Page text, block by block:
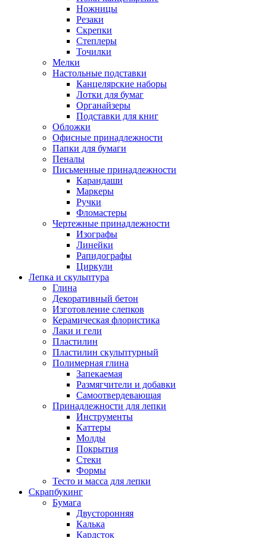
Ножницы
Резаки
Скрепки
Степлеры
Точилки
Мелки
Настольные подставки
Канцелярские наборы
Лотки для бумаг
Органайзеры
Подставки для книг
Обложки
Офисные принадлежности
Папки для бумаги
Пеналы
Письменные принадлежности
Карандаши
Маркеры
Ручки
Фломастеры
Чертежные принадлежности
Изографы
Линейки
Рапидографы
Циркули
Лепка и скульптура
Глина
Декоративный бетон
Изготовление слепков
Керамическая флористика
Лаки и гели
Пластилин
Пластилин скульптурный
Полимерная глина
Запекаемая
Размягчители и добавки
Самоотвердевающая
Принадлежности для лепки
Инструменты
Каттеры
Молды
Покрытия
Стеки
Формы
Тесто и масса для лепки
Скрапбукинг
Бумага
Двусторонняя
Калька
Кардсток